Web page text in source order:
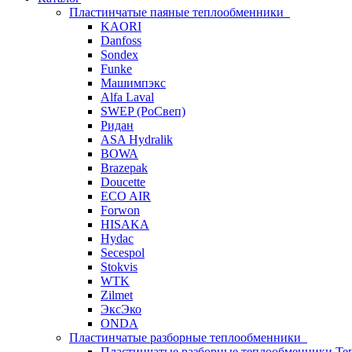
Пластинчатые паяные теплообменники
KAORI
Danfoss
Sondex
Funke
Машимпэкс
Alfa Laval
SWEP (РоСвеп)
Ридан
ASA Hydralik
BOWA
Brazepak
Doucette
ECO AIR
Forwon
HISAKA
Hydac
Secespol
Stokvis
WTK
Zilmet
ЭксЭко
ONDA
Пластинчатые разборные теплообменники